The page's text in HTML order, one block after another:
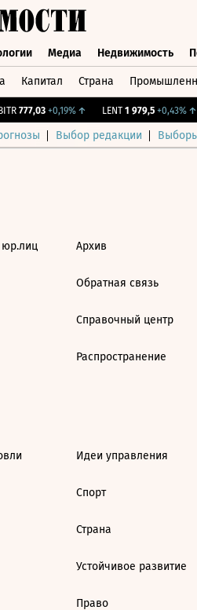
Медиа Недвижимость
Капитал Страна
777,03 +0,19%↑ LENT 1 979,5 +0,43%↑
Выбор редакции
юр.лиц Архив
Обратная связь
Справочный центр
Распространение
Идеи управления
Спорт
Страна
Устойчивое развитие
Право